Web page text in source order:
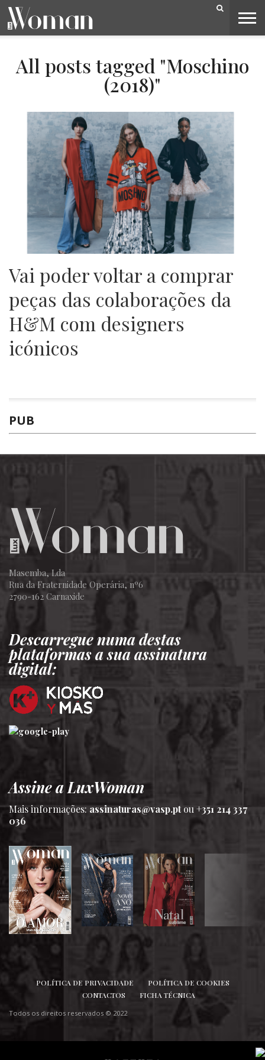
SIGA-NOS
BELEZA
CAPA
LIFESTYLE
MODA
OPINIÃO
PESSOAS
SOCIEDADE
VIDEOS
All posts tagged "Moschino
(2018)"
Vai poder voltar a comprar
peças das colaborações da
H&M com designers
icónicos
PUB
Masemba, Lda
Rua da Fraternidade Operária, nº6
2790-162 Carnaxide
Descarregue numa destas
plataformas a sua assinatura
digital:
Assine a LuxWoman
Mais informações:assinaturas@vasp.ptou +351 214 337
036
POLÍTICA DE PRIVACIDADE
POLÍTICA DE COOKIES
CONTACTOS
FICHA TÉCNICA
Todos os direitos reservados © 2022